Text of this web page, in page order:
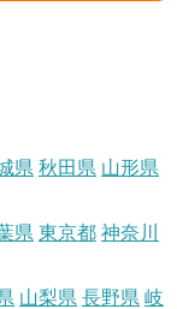
県 秋田県 山形県
県 東京都 神奈川
山梨県 長野県 岐